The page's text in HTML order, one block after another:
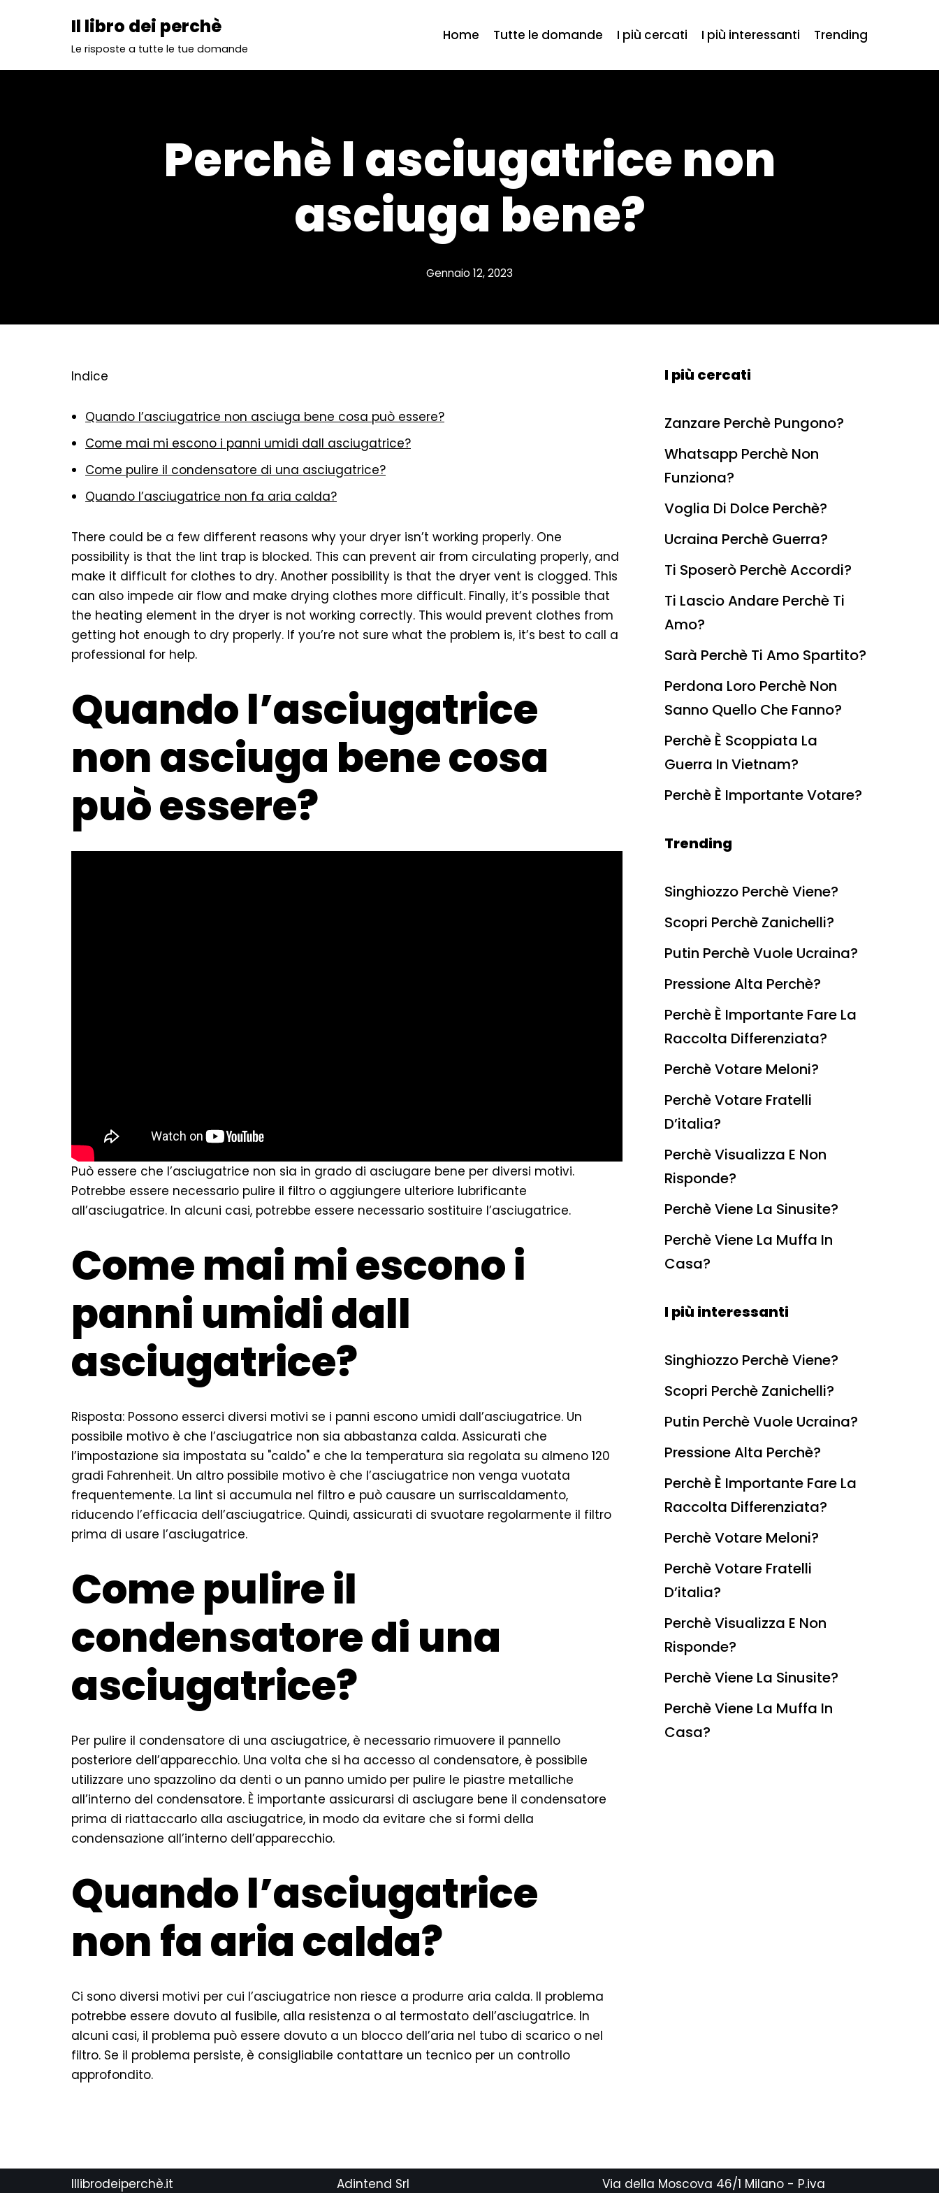
Il libro dei perchè
Le risposte a tutte le tue domande
Home Tutte le domande I più cercati I più interessanti Trending
Perchè l asciugatrice non
asciuga bene?
Gennaio 12, 2023
Indice
Quando l’asciugatrice non asciuga bene cosa può essere?
Come mai mi escono i panni umidi dall asciugatrice?
Come pulire il condensatore di una asciugatrice?
Quando l’asciugatrice non fa aria calda?
There could be a few different reasons why your dryer isn’t working properly. One
possibility is that the lint trap is blocked. This can prevent air from circulating properly, and
make it difficult for clothes to dry. Another possibility is that the dryer vent is clogged. This
can also impede air flow and make drying clothes more difficult. Finally, it’s possible that
the heating element in the dryer is not working correctly. This would prevent clothes from
getting hot enough to dry properly. If you’re not sure what the problem is, it’s best to call a
professional for help.
Quando l’asciugatrice
non asciuga bene cosa
può essere?
Può essere che l’asciugatrice non sia in grado di asciugare bene per diversi motivi.
Potrebbe essere necessario pulire il filtro o aggiungere ulteriore lubrificante
all’asciugatrice. In alcuni casi, potrebbe essere necessario sostituire l’asciugatrice.
Come mai mi escono i
panni umidi dall
asciugatrice?
Risposta: Possono esserci diversi motivi se i panni escono umidi dall’asciugatrice. Un
possibile motivo è che l’asciugatrice non sia abbastanza calda. Assicurati che
l’impostazione sia impostata su "caldo" e che la temperatura sia regolata su almeno 120
gradi Fahrenheit. Un altro possibile motivo è che l’asciugatrice non venga vuotata
frequentemente. La lint si accumula nel filtro e può causare un surriscaldamento,
riducendo l’efficacia dell’asciugatrice. Quindi, assicurati di svuotare regolarmente il filtro
prima di usare l’asciugatrice.
Come pulire il
condensatore di una
asciugatrice?
Per pulire il condensatore di una asciugatrice, è necessario rimuovere il pannello
posteriore dell’apparecchio. Una volta che si ha accesso al condensatore, è possibile
utilizzare uno spazzolino da denti o un panno umido per pulire le piastre metalliche
all’interno del condensatore. È importante assicurarsi di asciugare bene il condensatore
prima di riattaccarlo alla asciugatrice, in modo da evitare che si formi della
condensazione all’interno dell’apparecchio.
Quando l’asciugatrice
non fa aria calda?
Ci sono diversi motivi per cui l’asciugatrice non riesce a produrre aria calda. Il problema
potrebbe essere dovuto al fusibile, alla resistenza o al termostato dell’asciugatrice. In
alcuni casi, il problema può essere dovuto a un blocco dell’aria nel tubo di scarico o nel
filtro. Se il problema persiste, è consigliabile contattare un tecnico per un controllo
approfondito.
I più cercati
Zanzare Perchè Pungono?
Whatsapp Perchè Non
Funziona?
Voglia Di Dolce Perchè?
Ucraina Perchè Guerra?
Ti Sposerò Perchè Accordi?
Ti Lascio Andare Perchè Ti
Amo?
Sarà Perchè Ti Amo Spartito?
Perdona Loro Perchè Non
Sanno Quello Che Fanno?
Perchè È Scoppiata La
Guerra In Vietnam?
Perchè È Importante Votare?
Trending
Singhiozzo Perchè Viene?
Scopri Perchè Zanichelli?
Putin Perchè Vuole Ucraina?
Pressione Alta Perchè?
Perchè È Importante Fare La
Raccolta Differenziata?
Perchè Votare Meloni?
Perchè Votare Fratelli
D’italia?
Perchè Visualizza E Non
Risponde?
Perchè Viene La Sinusite?
Perchè Viene La Muffa In
Casa?
I più interessanti
Singhiozzo Perchè Viene?
Scopri Perchè Zanichelli?
Putin Perchè Vuole Ucraina?
Pressione Alta Perchè?
Perchè È Importante Fare La
Raccolta Differenziata?
Perchè Votare Meloni?
Perchè Votare Fratelli
D’italia?
Perchè Visualizza E Non
Risponde?
Perchè Viene La Sinusite?
Perchè Viene La Muffa In
Casa?
Illibrodeiperchè.it Adintend Srl Via della Moscova 46/1 Milano - P.iva